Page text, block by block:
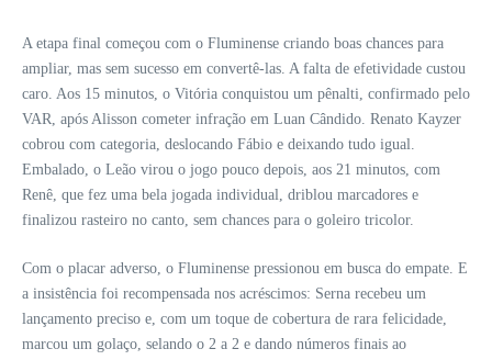
A etapa final começou com o Fluminense criando boas chances para
ampliar, mas sem sucesso em convertê-las. A falta de efetividade custou
caro. Aos 15 minutos, o Vitória conquistou um pênalti, confirmado pelo
VAR, após Alisson cometer infração em Luan Cândido. Renato Kayzer
cobrou com categoria, deslocando Fábio e deixando tudo igual.
Embalado, o Leão virou o jogo pouco depois, aos 21 minutos, com
Renê, que fez uma bela jogada individual, driblou marcadores e
finalizou rasteiro no canto, sem chances para o goleiro tricolor.
Com o placar adverso, o Fluminense pressionou em busca do empate. E
a insistência foi recompensada nos acréscimos: Serna recebeu um
lançamento preciso e, com um toque de cobertura de rara felicidade,
marcou um golaço, selando o 2 a 2 e dando números finais ao